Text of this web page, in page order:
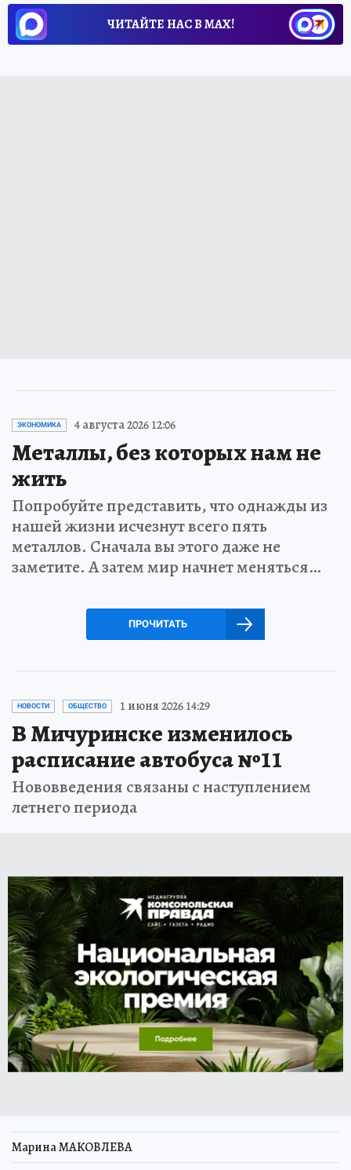
ЧИТАЙТЕ НАС В МАХ!
ЭКОНОМИКА 4 августа 2026 12:06
Металлы, без которых нам не
жить
Попробуйте представить, что однажды из
нашей жизни исчезнут всего пять
металлов. Сначала вы этого даже не
заметите. А затем мир начнет меняться…
ПРОЧИТАТЬ
НОВОСТИ ОБЩЕСТВО 1 июня 2026 14:29
В Мичуринске изменилось
расписание автобуса №11
Нововведения связаны с наступлением
летнего периода
Марина МАКОВЛЕВА